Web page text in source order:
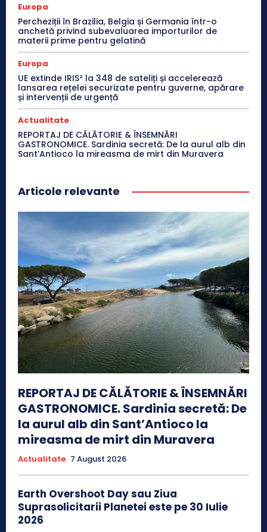
Europa
Percheziții în Brazilia, Belgia și Germania într-o
anchetă privind subevaluarea importurilor de
materii prime pentru gelatină
Europa
UE extinde IRIS² la 348 de sateliți și accelerează
lansarea rețelei securizate pentru guverne, apărare
și intervenții de urgență
Actualitate
REPORTAJ DE CĂLĂTORIE & ÎNSEMNĂRI
GASTRONOMICE. Sardinia secretă: De la aurul alb din
Sant’Antioco la mireasma de mirt din Muravera
Articole relevante
REPORTAJ DE CĂLĂTORIE & ÎNSEMNĂRI
GASTRONOMICE. Sardinia secretă: De
la aurul alb din Sant’Antioco la
mireasma de mirt din Muravera
Actualitate 7 August 2026
Earth Overshoot Day sau Ziua
Suprasolicitarii Planetei este pe 30 Iulie
2026